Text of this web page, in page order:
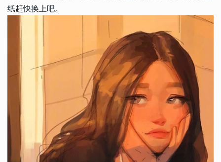
纸赶快换上吧。